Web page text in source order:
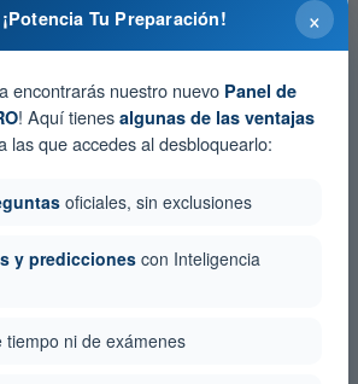
×
Tu Preparación!
encontrarás nuestro nuevo Panel de
! Aquí tienes algunas de las ventajas
las que accedes al desbloquearlo:
oficiales, sin exclusiones
y predicciones con Inteligencia
tiempo ni de exámenes